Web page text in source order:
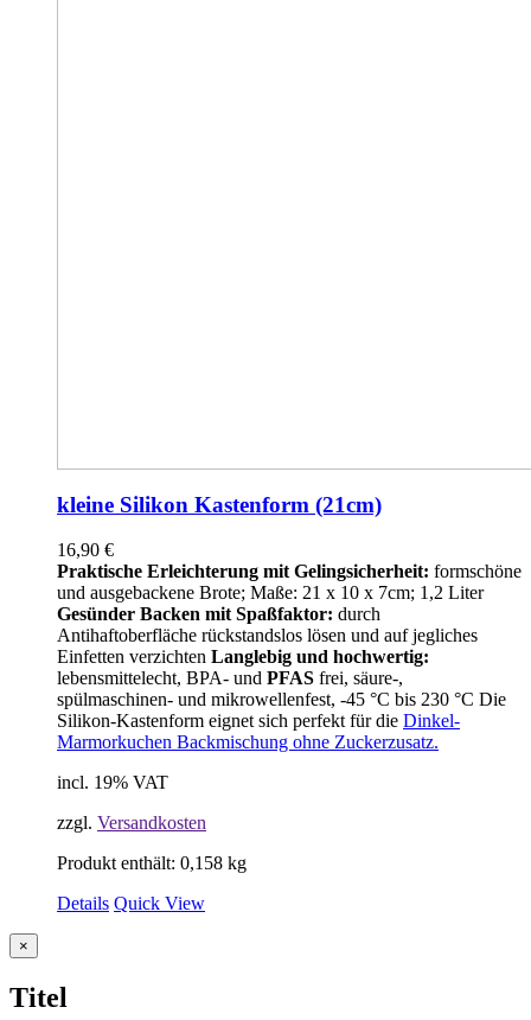
kleine Silikon Kastenform (21cm)
16,90 €
Praktische Erleichterung mit Gelingsicherheit: formschöne
und ausgebackene Brote; Maße: 21 x 10 x 7cm; 1,2 Liter
Gesünder Backen mit Spaßfaktor: durch
Antihaftoberfläche rückstandslos lösen und auf jegliches
Einfetten verzichten Langlebig und hochwertig:
lebensmittelecht, BPA- und PFAS frei, säure-,
spülmaschinen- und mikrowellenfest, -45 °C bis 230 °C Die
Silikon-Kastenform eignet sich perfekt für die Dinkel-
Marmorkuchen Backmischung ohne Zuckerzusatz.
incl. 19% VAT
zzgl. Versandkosten
Produkt enthält: 0,158 kg
Details Quick View
Close
product
view
×
Titel